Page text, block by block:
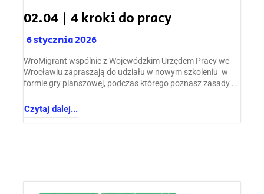
02.04 | 4 kroki do pracy
6 stycznia 2026
WroMigrant wspólnie z Wojewódzkim Urzędem Pracy we
Wrocławiu zapraszają do udziału w nowym szkoleniu w
formie gry planszowej, podczas którego poznasz zasady ...
Czytaj dalej...